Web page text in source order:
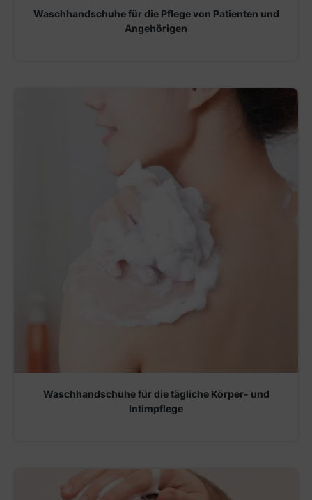
Waschhandschuhe für die Pflege von Patienten und
Angehörigen
Waschhandschuhe für die tägliche Körper- und
Intimpflege